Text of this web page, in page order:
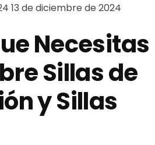
13 de diciembre de 2024
Necesitas
Sillas de
y Sillas